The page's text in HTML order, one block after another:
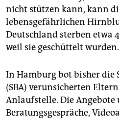
nicht stützen kann, kann
lebensgefährlichen
Deutschland sterben etwa
weil sie geschüttelt wurden.
In Hamburg bot bisher die
(SBA) verunsicherten
Anlaufstelle. Die Angebote
Beratungsgespräche,